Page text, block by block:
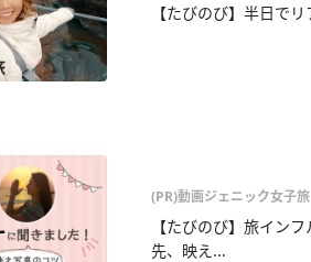
【たびのび】半日で
(PR)動画ジェニック女子旅
【たびのび】旅イン
先、映え...